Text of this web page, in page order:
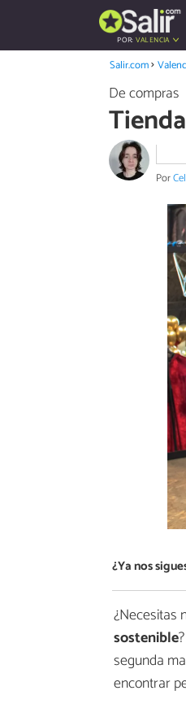
POR:VALENCIA
Salir.com
De compras
Por
¿Ya nos
¿Necesitas
sostenible
segunda
encontrar